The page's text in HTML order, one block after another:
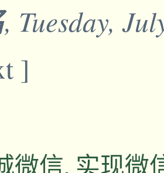
, Tuesday,
]
微信, 实现微